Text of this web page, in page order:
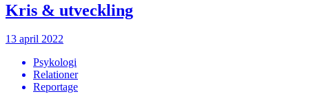
Kris & utveckling
13 april 2022
Psykologi
Relationer
Reportage